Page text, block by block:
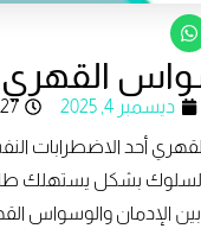
W
h
a
t
s
a
p
القهري
ديسمبر 4, 2025
أحد الاضطرابات
بشكل يستهلك
بين الإدمان والوسواس